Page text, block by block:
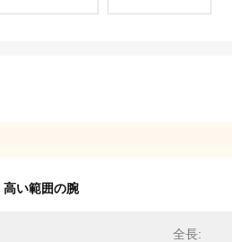
高い範囲の腕
全長: